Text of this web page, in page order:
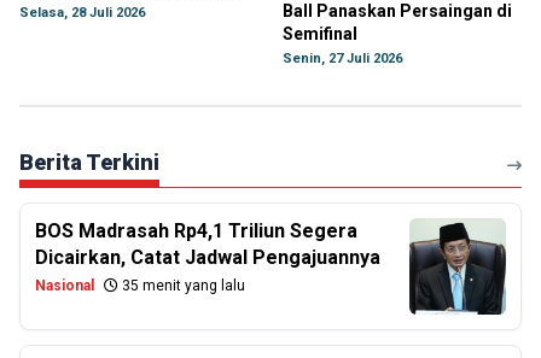
Selasa, 28 Juli 2026
Ball Panaskan Persaingan di
Semifinal
Senin, 27 Juli 2026
Berita Terkini
BOS Madrasah Rp4,1 Triliun Segera
Dicairkan, Catat Jadwal Pengajuannya
Nasional 35 menit yang lalu